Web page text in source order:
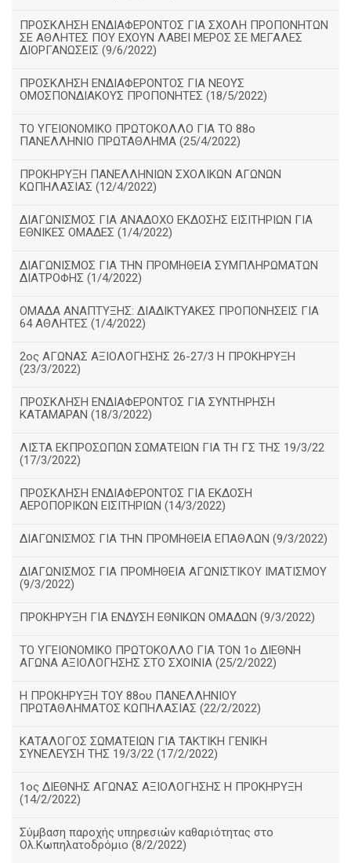
ΠΡΟΣΚΛΗΣΗ ΕΝΔΙΑΦΕΡΟΝΤΟΣ ΓΙΑ ΣΧΟΛΗ ΠΡΟΠΟΝΗΤΩΝ
ΣΕ ΑΘΛΗΤΕΣ ΠΟΥ ΕΧΟΥΝ ΛΑΒΕΙ ΜΕΡΟΣ ΣΕ ΜΕΓΑΛΕΣ
ΔΙΟΡΓΑΝΩΣΕΙΣ (9/6/2022)
ΠΡΟΣΚΛΗΣΗ ΕΝΔΙΑΦΕΡΟΝΤΟΣ ΓΙΑ ΝΕΟΥΣ
ΟΜΟΣΠΟΝΔΙΑΚΟΥΣ ΠΡΟΠΟΝΗΤΕΣ (18/5/2022)
ΤΟ ΥΓΕΙΟΝΟΜΙΚΟ ΠΡΩΤΟΚΟΛΛΟ ΓΙΑ ΤΟ 88ο
ΠΑΝΕΛΛΗΝΙΟ ΠΡΩΤΑΘΛΗΜΑ (25/4/2022)
ΠΡΟΚΗΡΥΞΗ ΠΑΝΕΛΛΗΝΙΩΝ ΣΧΟΛΙΚΩΝ ΑΓΩΝΩΝ
ΚΩΠΗΛΑΣΙΑΣ (12/4/2022)
ΔΙΑΓΩΝΙΣΜΟΣ ΓΙΑ ΑΝΑΔΟΧΟ ΕΚΔΟΣΗΣ ΕΙΣΙΤΗΡΙΩΝ ΓΙΑ
ΕΘΝΙΚΕΣ ΟΜΑΔΕΣ (1/4/2022)
ΔΙΑΓΩΝΙΣΜΟΣ ΓΙΑ ΤΗΝ ΠΡΟΜΗΘΕΙΑ ΣΥΜΠΛΗΡΩΜΑΤΩΝ
ΔΙΑΤΡΟΦΗΣ (1/4/2022)
ΟΜΑΔΑ ΑΝΑΠΤΥΞΗΣ: ΔΙΑΔΙΚΤΥΑΚΕΣ ΠΡΟΠΟΝΗΣΕΙΣ ΓΙΑ
64 ΑΘΛΗΤΕΣ (1/4/2022)
2ος ΑΓΩΝΑΣ ΑΞΙΟΛΟΓΗΣΗΣ 26-27/3 Η ΠΡΟΚΗΡΥΞΗ
(23/3/2022)
ΠΡΟΣΚΛΗΣΗ ΕΝΔΙΑΦΕΡΟΝΤΟΣ ΓΙΑ ΣΥΝΤΗΡΗΣΗ
ΚΑΤΑΜΑΡΑΝ (18/3/2022)
ΛΙΣΤΑ ΕΚΠΡΟΣΩΠΩΝ ΣΩΜΑΤΕΙΩΝ ΓΙΑ ΤΗ ΓΣ ΤΗΣ 19/3/22
(17/3/2022)
ΠΡΟΣΚΛΗΣΗ ΕΝΔΙΑΦΕΡΟΝΤΟΣ ΓΙΑ ΕΚΔΟΣΗ
ΑΕΡΟΠΟΡΙΚΩΝ ΕΙΣΙΤΗΡΙΩΝ (14/3/2022)
ΔΙΑΓΩΝΙΣΜΟΣ ΓΙΑ ΤΗΝ ΠΡΟΜΗΘΕΙΑ ΕΠΑΘΛΩΝ (9/3/2022)
ΔΙΑΓΩΝΙΣΜΟΣ ΓΙΑ ΠΡΟΜΗΘΕΙΑ ΑΓΩΝΙΣΤΙΚΟΥ ΙΜΑΤΙΣΜΟΥ
(9/3/2022)
ΠΡΟΚΗΡΥΞΗ ΓΙΑ ΕΝΔΥΣΗ ΕΘΝΙΚΩΝ ΟΜΑΔΩΝ (9/3/2022)
ΤΟ ΥΓΕΙΟΝΟΜΙΚΟ ΠΡΩΤΟΚΟΛΛΟ ΓΙΑ ΤΟΝ 1ο ΔΙΕΘΝΗ
ΑΓΩΝΑ ΑΞΙΟΛΟΓΗΣΗΣ ΣΤΟ ΣΧΟΙΝΙΑ (25/2/2022)
Η ΠΡΟΚΗΡΥΞΗ ΤΟΥ 88ου ΠΑΝΕΛΛΗΝΙΟΥ
ΠΡΩΤΑΘΛΗΜΑΤΟΣ ΚΩΠΗΛΑΣΙΑΣ (22/2/2022)
ΚΑΤΑΛΟΓΟΣ ΣΩΜΑΤΕΙΩΝ ΓΙΑ ΤΑΚΤΙΚΗ ΓΕΝΙΚΗ
ΣΥΝΕΛΕΥΣΗ ΤΗΣ 19/3/22 (17/2/2022)
1ος ΔΙΕΘΝΗΣ ΑΓΩΝΑΣ ΑΞΙΟΛΟΓΗΣΗΣ Η ΠΡΟΚΗΡΥΞΗ
(14/2/2022)
Σύμβαση παροχής υπηρεσιών καθαριότητας στο
Ολ.Κωπηλατοδρόμιο (8/2/2022)